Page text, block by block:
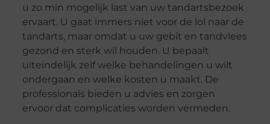
u zo min mogelijk last van uw tandartsbezoek
ervaart. U gaat immers niet voor de lol naar de
tandarts, maar omdat u uw gebit en tandvlees
gezond en sterk wil houden. U bepaalt
uiteindelijk zelf welke behandelingen u wilt
ondergaan en welke kosten u maakt. De
professionals bieden u advies en zorgen
ervoor dat complicaties worden vermeden.